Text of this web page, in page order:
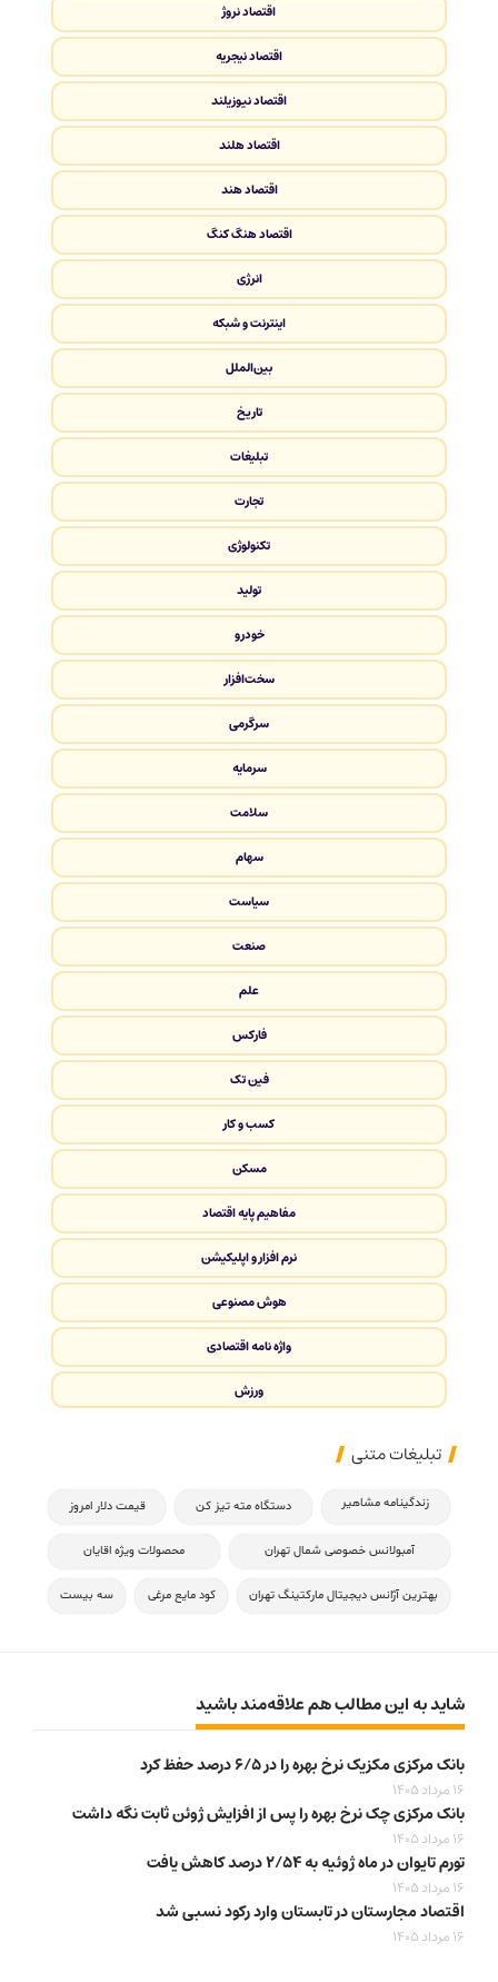
اقتصاد نروژ
اقتصاد نیجریه
اقتصاد نیوزیلند
اقتصاد هلند
اقتصاد هند
اقتصاد هنگ کنگ
انرژی
اینترنت و شبکه
بین‌الملل
تاریخ
تبلیغات
تجارت
تکنولوژی
تولید
خودرو
سخت‌افزار
سرگرمی
سرمایه
سلامت
سهام
سیاست
صنعت
علم
فارکس
فین تک
کسب و کار
مسکن
مفاهیم پایه اقتصاد
نرم افزار و اپلیکیشن
هوش مصنوعی
واژه نامه اقتصادی
ورزش
تبلیغات متنی
زندگینامه مشاهیر دستگاه مته تیز کن قیمت دلار امروز
آمبولانس خصوصی شمال تهران محصولات ویژه اقایان
بهترین آژانس دیجیتال مارکتینگ تهران کود مایع مرغی سه بیست
شاید به این مطالب هم علاقه‌مند باشید
بانک مرکزی مکزیک نرخ بهره را در ۶/۵ درصد حفظ کرد
16 مرداد 1405
بانک مرکزی چک نرخ بهره را پس از افزایش ژوئن ثابت نگه داشت
16 مرداد 1405
تورم تایوان در ماه ژوئیه به ۲/۵۴ درصد کاهش یافت
16 مرداد 1405
اقتصاد مجارستان در تابستان وارد رکود نسبی شد
16 مرداد 1405